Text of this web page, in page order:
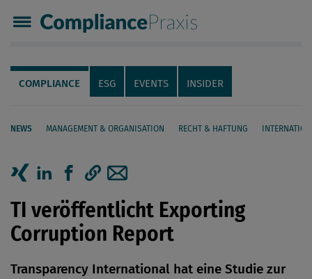
Compliance Praxis
Servicenavigation
Navigation
COMPLIANCE ESG EVENTS INSIDER
NEWS MANAGEMENT & ORGANISATION RECHT & HAFTUNG
Seiteninhalt
Artikel auf Xing teilen
Artikel auf linkedIn teilen
Artikel auf Facebook teilen
Artikellink kopieren
Artikel per Mail teilen
TI veröffentlicht Exporting
Corruption Report
Transparency International hat eine Studie zur